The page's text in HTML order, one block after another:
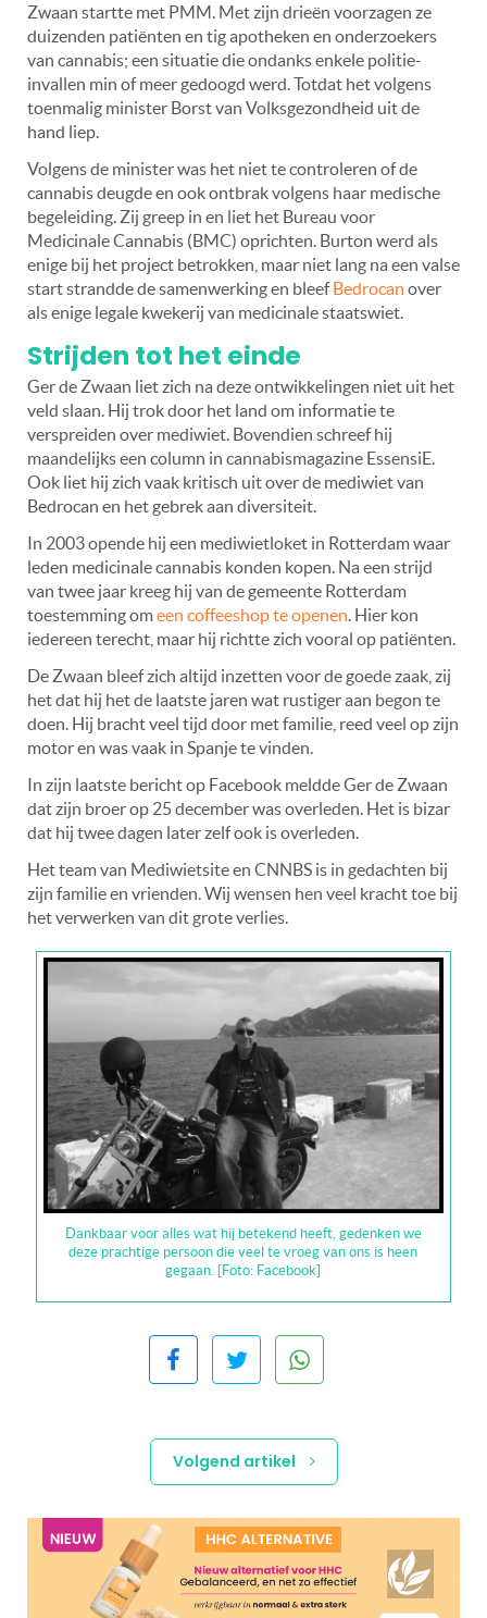
Zwaan startte met PMM. Met zijn drieën voorzagen ze
duizenden patiënten en tig apotheken en onderzoekers
van cannabis; een situatie die ondanks enkele politie-
invallen min of meer gedoogd werd. Totdat het volgens
toenmalig minister Borst van Volksgezondheid uit de
hand liep.
Volgens de minister was het niet te controleren of de
cannabis deugde en ook ontbrak volgens haar medische
begeleiding. Zij greep in en liet het Bureau voor
Medicinale Cannabis (BMC) oprichten. Burton werd als
enige bij het project betrokken, maar niet lang na een valse
start strandde de samenwerking en bleefBedrocan over
als enige legale kwekerij van medicinale staatswiet.
Strijden tot het einde
Ger de Zwaan liet zich na deze ontwikkelingen niet uit het
veld slaan. Hij trok door het land om informatie te
verspreiden over mediwiet. Bovendien schreef hij
maandelijks een column in cannabismagazine EssensiE.
Ook liet hij zich vaak kritisch uit over de mediwiet van
Bedrocan en het gebrek aan diversiteit.
In 2003 opende hij een mediwietloket in Rotterdam waar
leden medicinale cannabis konden kopen. Na een strijd
van twee jaar kreeg hij van de gemeente Rotterdam
toestemming omeen coffeeshop te openen. Hier kon
iedereen terecht, maar hij richtte zich vooral op patiënten.
De Zwaan bleef zich altijd inzetten voor de goede zaak, zij
het dat hij het de laatste jaren wat rustiger aan begon te
doen. Hij bracht veel tijd door met familie, reed veel op zijn
motor en was vaak in Spanje te vinden.
In zijn laatste bericht op Facebook meldde Ger de Zwaan
dat zijn broer op 25 december was overleden. Het is bizar
dat hij twee dagen later zelf ook is overleden.
Het team van Mediwietsite en CNNBS is in gedachten bij
zijn familie en vrienden. Wij wensen hen veel kracht toe bij
het verwerken van dit grote verlies.
Dankbaar voor alles wat hij betekend heeft, gedenken we
deze prachtige persoon die veel te vroeg van ons is heen
gegaan. [Foto: Facebook]
Volgend artikel